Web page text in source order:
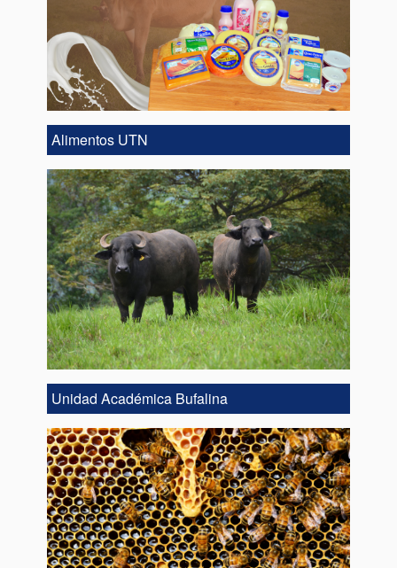
Alimentos UTN
Unidad Académica Bufalina